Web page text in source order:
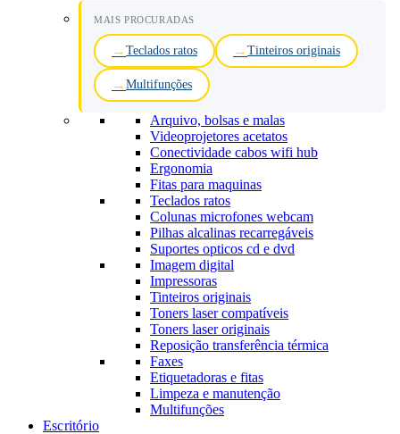
MAIS PROCURADAS
Teclados ratos Tinteiros originais
Multifunções
Arquivo, bolsas e malas
Videoprojetores acetatos
Conectividade cabos wifi hub
Ergonomia
Fitas para maquinas
Teclados ratos
Colunas microfones webcam
Pilhas alcalinas recarregáveis
Suportes opticos cd e dvd
Imagem digital
Impressoras
Tinteiros originais
Toners laser compatíveis
Toners laser originais
Reposição transferência térmica
Faxes
Etiquetadoras e fitas
Limpeza e manutenção
Multifunções
Escritório